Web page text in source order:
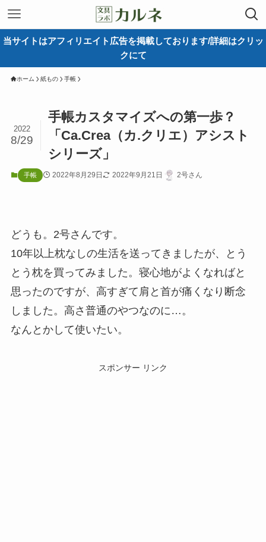
当サイトはアフィリエイト広告を掲載しております/詳細はクリッ
クにて
ホーム 紙もの 手帳
手帳カスタマイズへの第一歩？
「Ca.Crea（カ.クリエ）アシスト
シリーズ」
2022
8/29
手帳 2022年8月29日 2022年9月21日 2号さん
どうも。2号さんです。
10年以上枕なしの生活を送ってきましたが、とう
とう枕を買ってみました。寝心地がよくなればと
思ったのですが、高すぎて肩と首が痛くなり断念
しました。高さ普通のやつなのに…。
なんとかして使いたい。
スポンサー リンク